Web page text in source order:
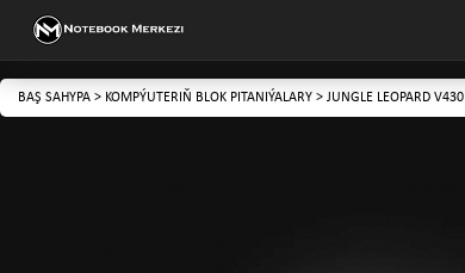
BAŞ SAHYPA > KOMPÝUTERIŇ BLOK PITANIÝALARY > JUNGLE LEOPARD